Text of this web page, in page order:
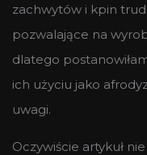
zachwytów i kpin
pozwalające na
dlatego
ich użyciu jako
uwagi.
Oczywiście artykuł